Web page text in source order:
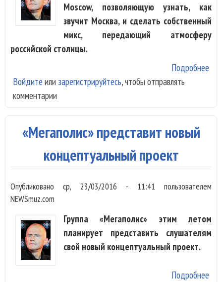
Moscow, позволяющую узнать, как
звучит Москва, и сделать собственный
микс, передающий атмосферу
российской столицы.
Подробнее
Войдите или зарегистрируйтесь, чтобы отправлять
комментарии
«Мегаполис» представит новый
концептуальный проект
Опубликованоср, 23/03/2016 - 11:41 пользователем
NEWSmuz.com
Группа «Мегаполис» этим летом
планирует представить слушателям
свой новый концептуальный проект.
Подробнее